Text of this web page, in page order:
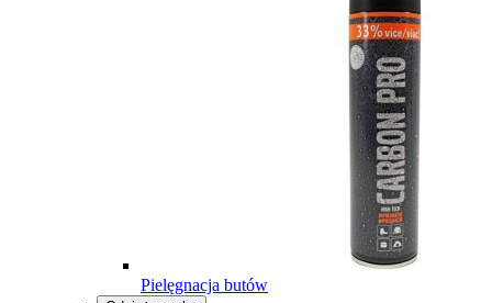
Pielęgnacja butów